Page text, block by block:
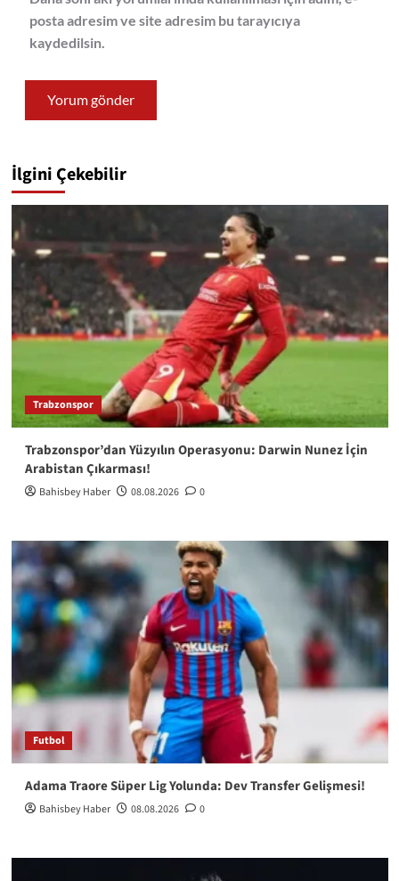
posta adresim ve site adresim bu tarayıcıya
kaydedilsin.
İlgini Çekebilir
Trabzonspor
Trabzonspor’dan Yüzyılın Operasyonu: Darwin Nunez İçin
Arabistan Çıkarması!
Bahisbey Haber 08.08.2026 0
Futbol
Adama Traore Süper Lig Yolunda: Dev Transfer Gelişmesi!
Bahisbey Haber 08.08.2026 0